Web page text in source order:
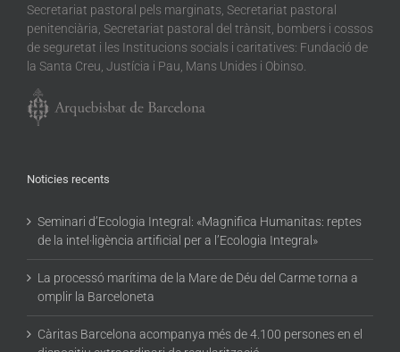
Secretariat pastoral pels marginats, Secretariat pastoral
penitenciària, Secretariat pastoral del trànsit, bombers i cossos
de seguretat i les Institucions socials i caritatives: Fundació de
la Santa Creu, Justícia i Pau, Mans Unides i Obinso.
Noticies recents
Seminari d’Ecologia Integral: «Magnifica Humanitas: reptes
de la intel·ligència artificial per a l’Ecologia Integral»
La processó marítima de la Mare de Déu del Carme torna a
omplir la Barceloneta
Càritas Barcelona acompanya més de 4.100 persones en el